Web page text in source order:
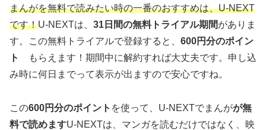
まんがを無料で読みたい時の一番のおすすめは、U-NEXT
です！U-NEXTは、 31日間の無料トライアル期間がありま
す。この無料トライアルで登録すると、 600円分のポイン
ト
もらえます！期間中に解約すれば大丈夫です。申し込
み時に何日までって表示が出ますので安心ですね。
この600円分のポイント を使って、U-NEXTでまんがが無
料で読めますU-NEXTは、マンガを読むだけではなく、映